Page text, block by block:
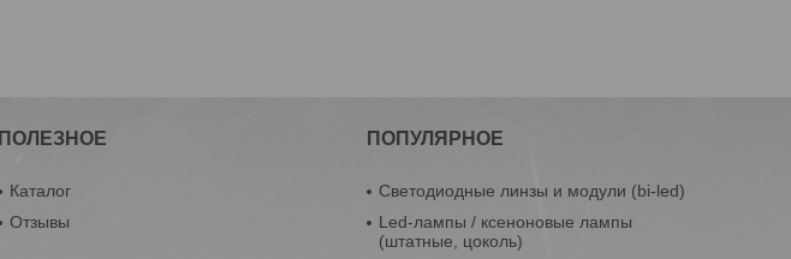
ПОЛЕЗНОЕ
Каталог
Отзывы
ПОПУЛЯРНОЕ
Светодиодные линзы и модули (bi-led)
Led-лампы / ксеноновые лампы
(штатные, цоколь)